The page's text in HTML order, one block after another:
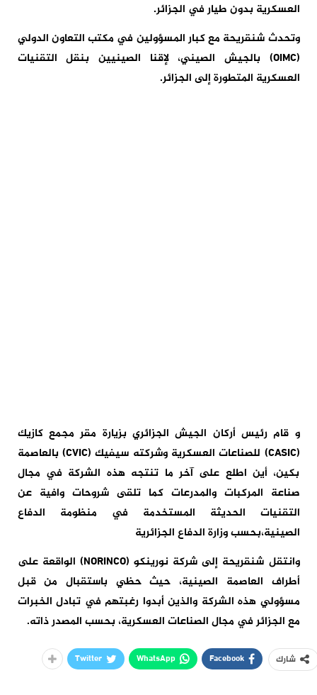
العسكرية بدون طيار في الجزائر.
وتحدث شنقريحة مع كبار المسؤولين في مكتب التعاون الدولي
(OIMC) بالجيش الصيني، لإقنا الصينيين بنقل التقنيات
العسكرية المتطورة إلى الجزائر.
و قام رئيس أركان الجيش الجزائري بزيارة مقر مجمع كازيك
(CASIC) للصناعات العسكرية وشركته سيفيك (CVIC) بالعاصمة
بكين، أين اطلع على آخر ما تنتجه هذه الشركة في مجال
صناعة المركبات والمدرعات كما تلقى شروحات وافية عن
التقنيات الحديثة المستخدمة في منظومة الدفاع
الصينية،بحسب وزارة الدفاع الجزائرية
وانتقل شنقريحة إلى شركة نورينكو (NORINCO) الواقعة على
أطراف العاصمة الصينية، حيث حظي باستقبال من قبل
مسؤولي هذه الشركة والذين أبدوا رغبتهم في تبادل الخبرات
مع الجزائر في مجال الصناعات العسكرية، بحسب المصدر ذاته.
شارك Facebook
WhatsApp
Twitter